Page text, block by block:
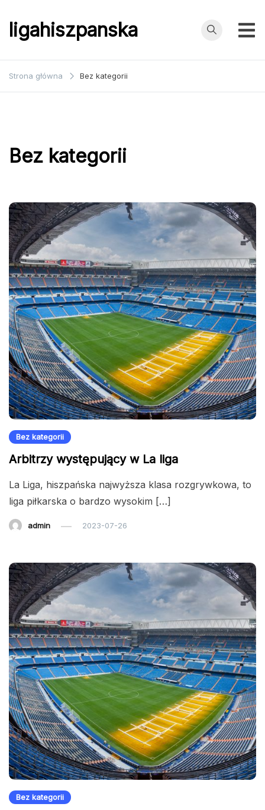
do
treści
ligahiszpanska
Strona główna Bez kategorii
Bez kategorii
Bez kategorii
Arbitrzy występujący w La liga
La Liga, hiszpańska najwyższa klasa rozgrywkowa, to
liga piłkarska o bardzo wysokim […]
admin 2023-07-26
Bez kategorii